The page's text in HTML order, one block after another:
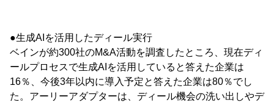
●生成AIを活用したディール実行
ベインが約300社のM&A活動を調査したところ、現在ディ
ールプロセスで生成AIを活用していると答えた企業は
16％、今後3年以内に導入予定と答えた企業は80％でし
た。アーリーアダプターは、ディール機会の洗い出しやデ